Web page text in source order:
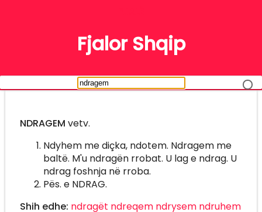
Fjalor Shqip
NDRAGEM vetv.
Ndyhem me diçka, ndotem. Ndragem me
baltë. M'u ndragën rrobat. U lag e ndrag. U
ndrag foshnja në rroba.
Pës. e NDRAG.
Shih edhe: ndragët ndreqem ndrysem ndruhem